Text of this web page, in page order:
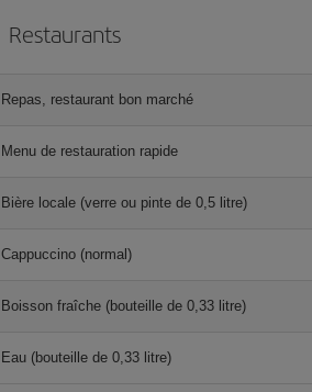
Restaurants
Repas, restaurant bon marché
Menu de restauration rapide
Bière locale (verre ou pinte de 0,5 litre)
Cappuccino (normal)
Boisson fraîche (bouteille de 0,33 litre)
Eau (bouteille de 0,33 litre)